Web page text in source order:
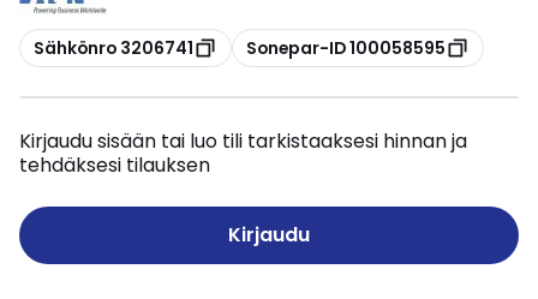
Kopioi
Sähkönro 3206741 Kopioi
Sonepar-ID 100058595
Kirjaudu sisään tai luo tili tarkistaaksesi hinnan ja
tehdäksesi tilauksen
Kirjaudu